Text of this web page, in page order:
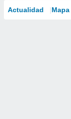
Actualidad